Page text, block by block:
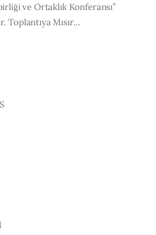
Unit
ve Ortaklık Konferansı”
Toplantıya Mısır…